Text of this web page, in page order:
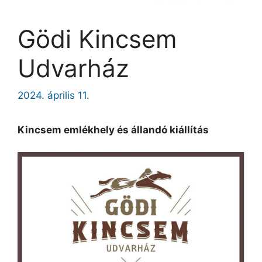
Gödi Kincsem
Udvarház
2024. április 11.
Kincsem emlékhely és állandó kiállítás